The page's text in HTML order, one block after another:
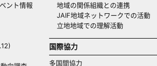
ント情報
地域の関係組織との連携
JAIF地域ネットワークでの活動
立地地域での理解活動
国際協力
多国間協力